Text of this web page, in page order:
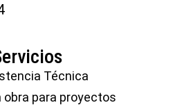
Técnica
obra para proyectos